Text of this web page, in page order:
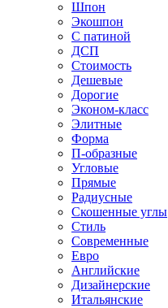
Шпон
Экошпон
С патиной
ДСП
Стоимость
Дешевые
Дорогие
Эконом-класс
Элитные
Форма
П-образные
Угловые
Прямые
Радиусные
Скошенные углы
Стиль
Современные
Евро
Английские
Дизайнерские
Итальянские